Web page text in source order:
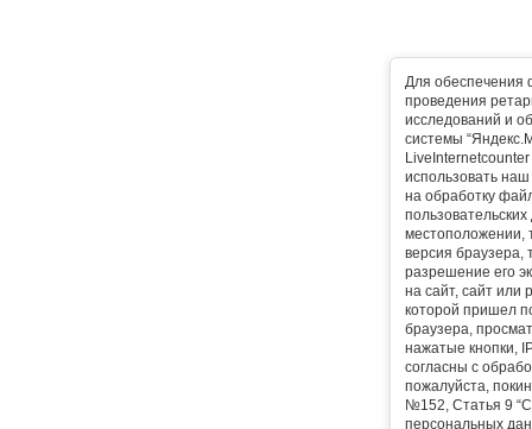
Для обеспечения
проведения
исследований и
системы
использовать
на обработку
местоположении,
версия браузера,
разрешение его
на сайт, сайт или
которой пришел
браузера,
нажатые кнопки,
согласны с
пожалуйста,
№152, Статья 9
персональных